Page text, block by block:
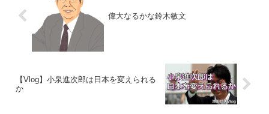
偉大なるかな鈴木敏文
【Vlog】小泉進次郎は日本を変えられる
か